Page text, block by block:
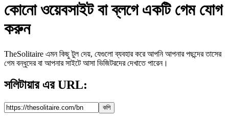
কোনো ওয়েবসাইট বা ব্লগে একটি গেম যোগ
করুন
TheSolitaire এমন কিছু টুল দেয়, যেগুলো ব্যবহার করে আপনি আপনার পছন্দের তাসের
গেম বন্ধুদের বা আপনার সাইটে আসা ভিজিটরদের দেখাতে পারেন।
সলিটায়ার এর URL:
কপি